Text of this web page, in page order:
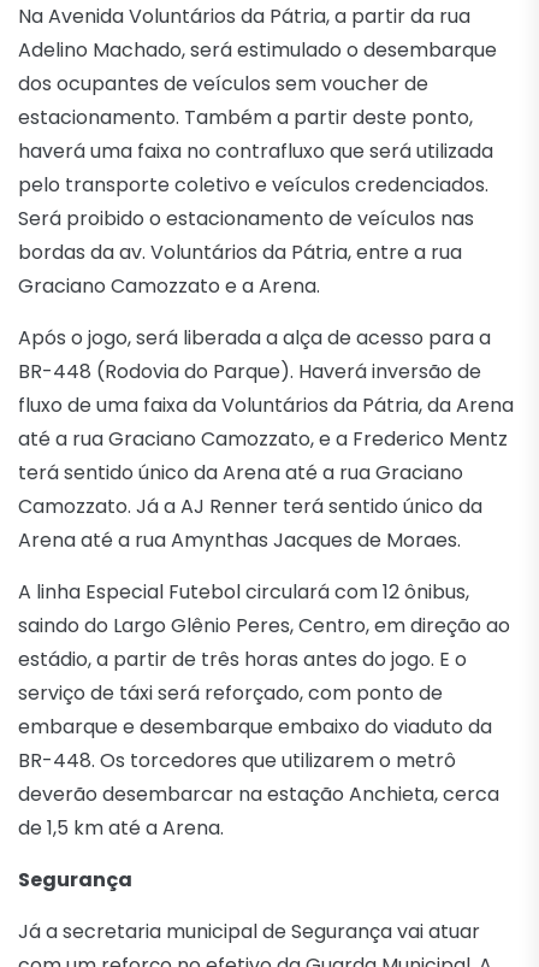
Na Avenida Voluntários da Pátria, a partir da rua
Adelino Machado, será estimulado o desembarque
dos ocupantes de veículos sem voucher de
estacionamento. Também a partir deste ponto,
haverá uma faixa no contrafluxo que será utilizada
pelo transporte coletivo e veículos credenciados.
Será proibido o estacionamento de veículos nas
bordas da av. Voluntários da Pátria, entre a rua
Graciano Camozzato e a Arena.
Após o jogo, será liberada a alça de acesso para a
BR-448 (Rodovia do Parque). Haverá inversão de
fluxo de uma faixa da Voluntários da Pátria, da Arena
até a rua Graciano Camozzato, e a Frederico Mentz
terá sentido único da Arena até a rua Graciano
Camozzato. Já a AJ Renner terá sentido único da
Arena até a rua Amynthas Jacques de Moraes.
A linha Especial Futebol circulará com 12 ônibus,
saindo do Largo Glênio Peres, Centro, em direção ao
estádio, a partir de três horas antes do jogo. E o
serviço de táxi será reforçado, com ponto de
embarque e desembarque embaixo do viaduto da
BR-448. Os torcedores que utilizarem o metrô
deverão desembarcar na estação Anchieta, cerca
de 1,5 km até a Arena.
Segurança
Já a secretaria municipal de Segurança vai atuar